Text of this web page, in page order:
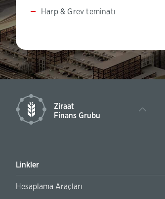
Harp & Grev teminatı
Ziraat
Finans Grubu
Sonuç Duyurusu
Linkler
Hesaplama Araçları